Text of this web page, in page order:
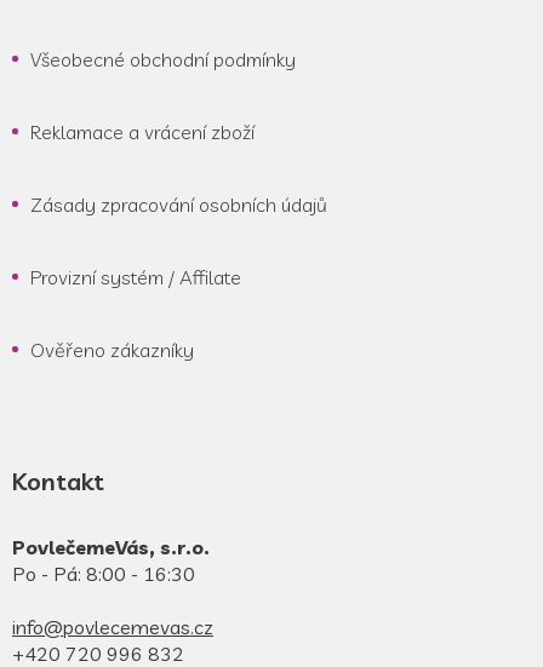
Všeobecné obchodní podmínky
Reklamace a vrácení zboží
Zásady zpracování osobních údajů
Provizní systém / Affilate
Ověřeno zákazníky
Kontakt
PovlečemeVás, s.r.o.
Po - Pá: 8:00 - 16:30
info@povlecemevas.cz
+420 720 996 832